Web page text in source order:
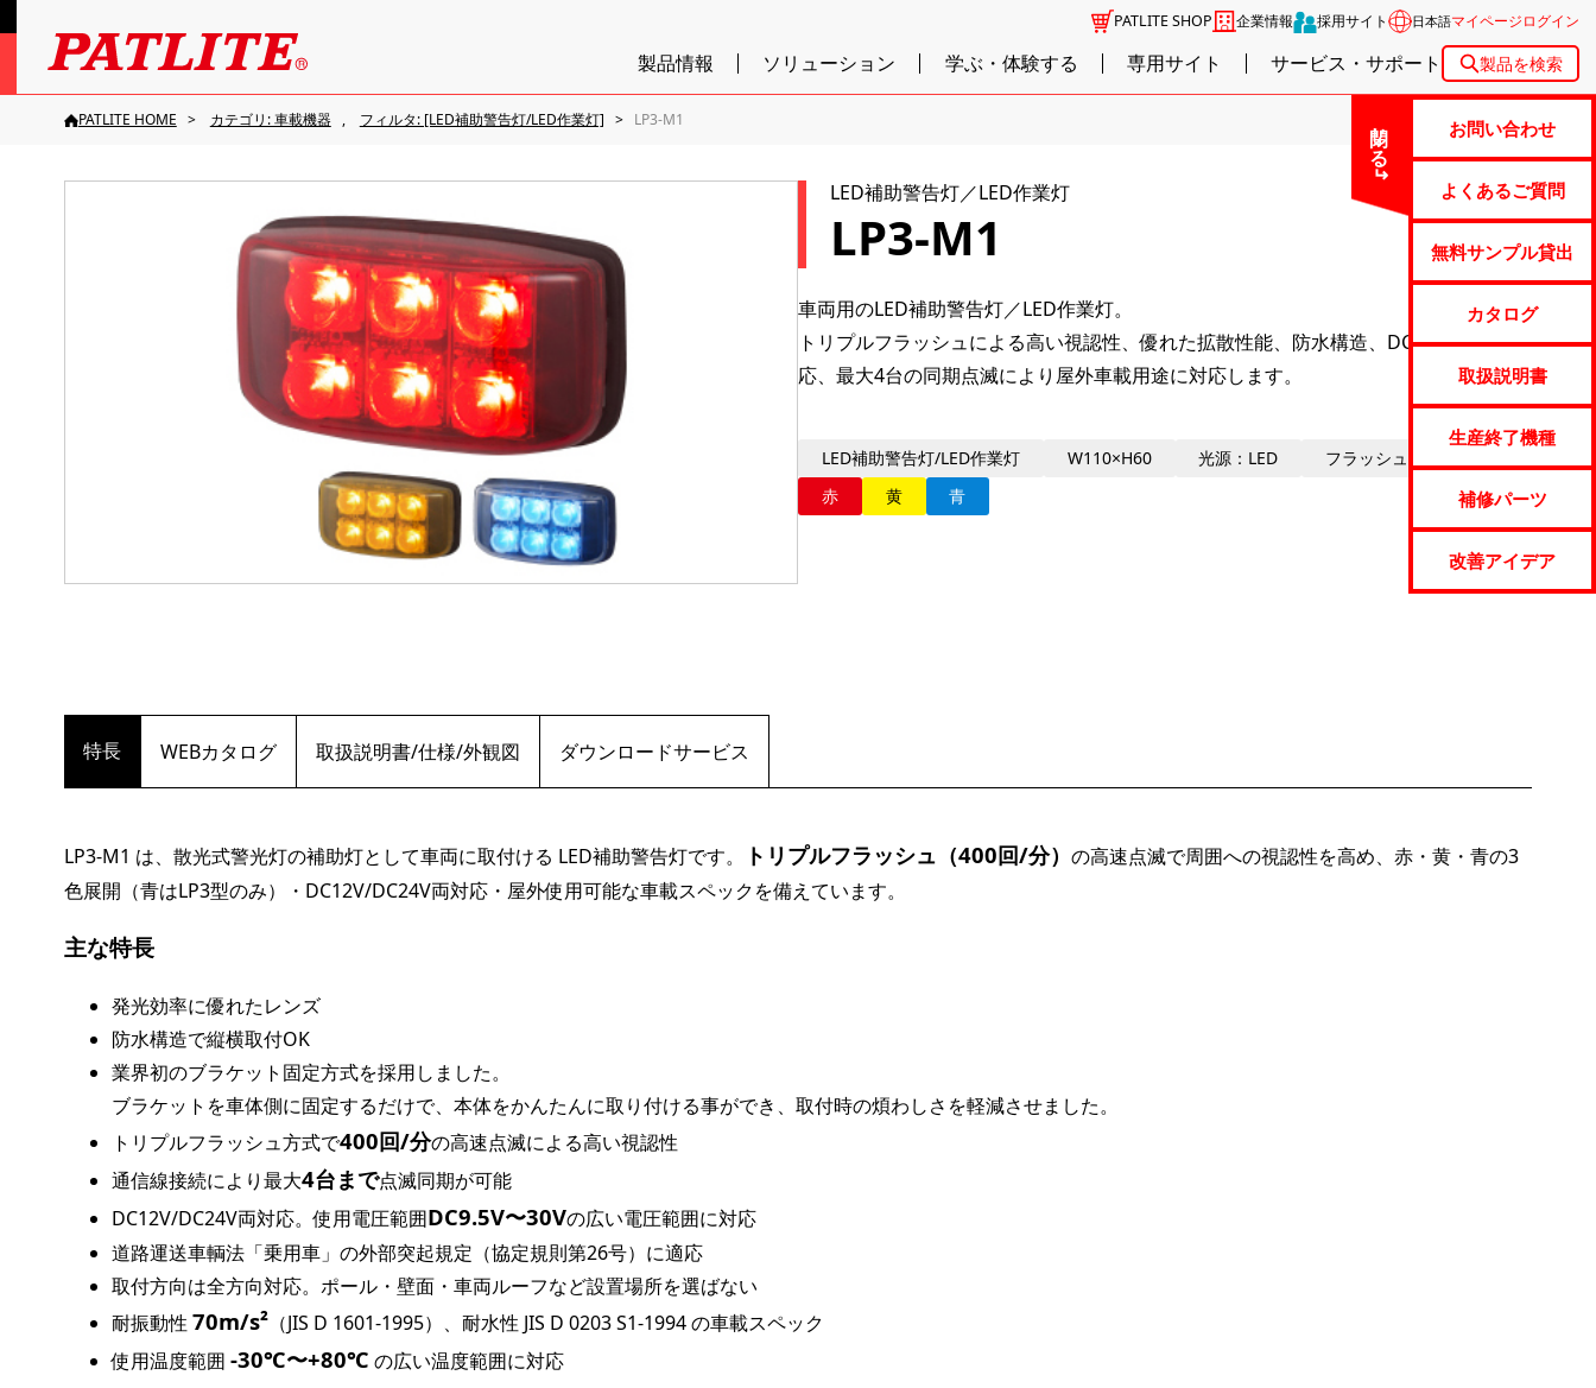
PATLITE SHOP 企業情報 採用サイト 日本語マイページログイン
製品情報 ソリューション 学ぶ・体験する 専用サイト サービス・サポート 製品を検索
閉じる お問い合わせ
よくあるご質問
無料サンプル貸出
カタログ
取扱説明書
生産終了機種
補修パーツ
改善アイデア
PATLITE HOME カテゴリ: 車載機器 フィルタ: [LED補助警告灯/LED作業灯] LP3-M1
LED補助警告灯／LED作業灯
LP3-M1
車両用のLED補助警告灯／LED作業灯。
トリプルフラッシュによる高い視認性、優れた拡散性能、防水構造、DC12V/DC24V対
応、最大4台の同期点滅により屋外車載用途に対応します。
LED補助警告灯/LED作業灯 W110×H60 光源：LED フラッシュ
赤
黄 青
特長 WEBカタログ 取扱説明書/仕様/外観図 ダウンロードサービス
LP3-M1 は、散光式警光灯の補助灯として車両に取付ける LED補助警告灯です。 トリプルフラッシュ（400回/分） の高速点滅で周囲への視認性を高め、赤・黄・青の3
色展開（青はLP3型のみ）・DC12V/DC24V両対応・屋外使用可能な車載スペックを備えています。
主な特長
発光効率に優れたレンズ
防水構造で縦横取付OK
業界初のブラケット固定方式を採用しました。
ブラケットを車体側に固定するだけで、本体をかんたんに取り付ける事ができ、取付時の煩わしさを軽減させました。
トリプルフラッシュ方式で400回/分の高速点滅による高い視認性
通信線接続により最大4台まで点滅同期が可能
DC12V/DC24V両対応。使用電圧範囲DC9.5V〜30Vの広い電圧範囲に対応
道路運送車輌法「乗用車」の外部突起規定（協定規則第26号）に適応
取付方向は全方向対応。ポール・壁面・車両ルーフなど設置場所を選ばない
耐振動性 70m/s²（JIS D 1601-1995）、耐水性 JIS D 0203 S1-1994 の車載スペック
使用温度範囲 -30℃〜+80℃ の広い温度範囲に対応